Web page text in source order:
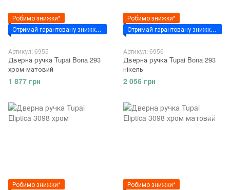
Робимо знижки*
Отримай гарантовану знижку за промокодом - "VSIM7"
Артикул: 6955
Дверна ручка Tupai Bona 293
хром матовий
1 877 грн
Робимо знижки*
Отримай гарантовану знижку за промокодом - "VSIM7"
Артикул: 6956
Дверна ручка Tupai Bona 293
нікель
2 056 грн
Робимо знижки*
Робимо знижки*